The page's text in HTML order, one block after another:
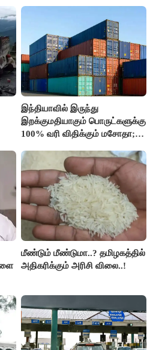
இந்தியாவில் இருந்து
இறக்குமதியாகும் பொருட்களுக்கு
100% வரி விதிக்கும் மசோதா;
மீண்டும் மீண்டுமா..? தமிழகத்தில்
அதிகரிக்கும் அரிசி விலை..!